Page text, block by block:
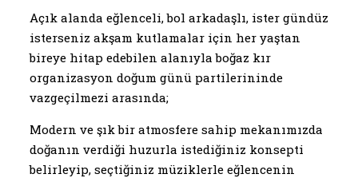
Açık alanda eğlenceli, bol arkadaşlı, ister gündüz
isterseniz akşam kutlamalar için her yaştan
bireye hitap edebilen alanıyla boğaz kır
organizasyon doğum günü partilerininde
vazgeçilmezi arasında;
Modern ve şık bir atmosfere sahip mekanımızda
doğanın verdiği huzurla istediğiniz konsepti
belirleyip, seçtiğiniz müziklerle eğlencenin